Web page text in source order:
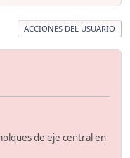
ACCIONES DEL USUARIO
de eje central en